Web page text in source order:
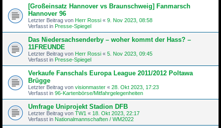
[Großeinsatz Hannover vs Braunschweig] Fanmarsch
Hannover 96
Letzter Beitrag von Herr Rossi « 9. Nov 2023, 08:58
Verfasst in Presse-Spiegel
Das Niedersachsenderby – woher kommt der Hass? –
11FREUNDE
Letzter Beitrag von Herr Rossi « 5. Nov 2023, 09:45
Verfasst in Presse-Spiegel
Verkaufe Fanschals Europa League 2011/2012 Poltawa
Brügge
Letzter Beitrag von visionmaster « 28. Okt 2023, 17:23
Verfasst in 96-Kartenbörse/Mitfahrgelegenheiten
Umfrage Uniprojekt Stadion DFB
Letzter Beitrag von TW1 « 18. Okt 2023, 22:17
Verfasst in Nationalmannschaften / WM2022